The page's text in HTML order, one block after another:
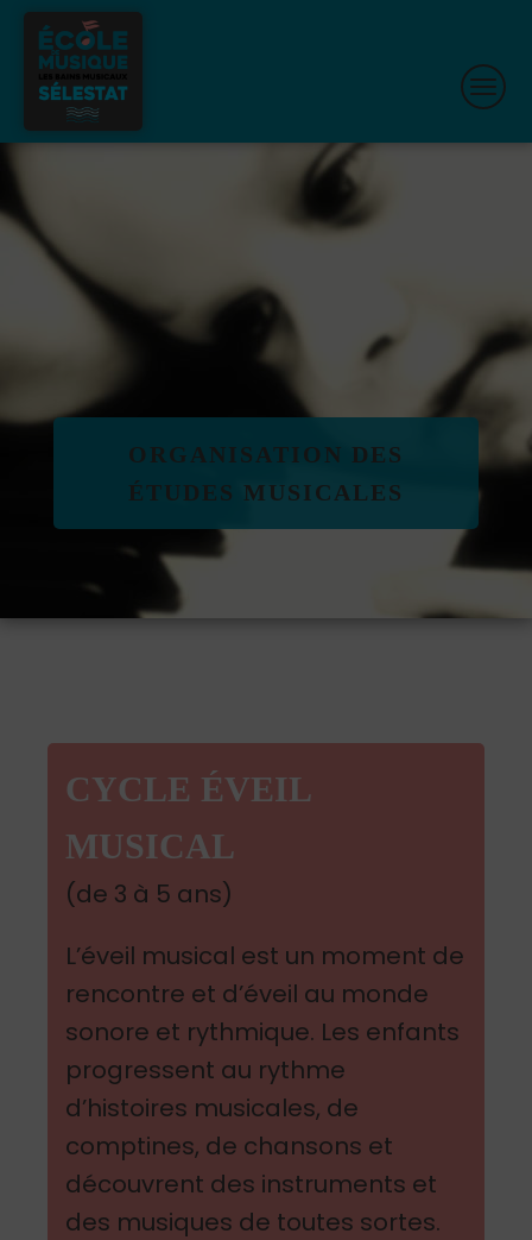
ORGANISATION DES
ÉTUDES MUSICALES
CYCLE ÉVEIL
MUSICAL
(de 3 à 5 ans)
L’éveil musical est un moment de
rencontre et d’éveil au monde
sonore et rythmique. Les enfants
progressent au rythme
d’histoires musicales, de
comptines, de chansons et
découvrent des instruments et
des musiques de toutes sortes.